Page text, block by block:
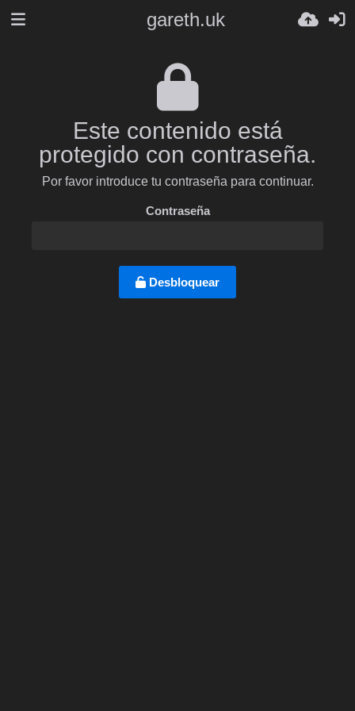
gareth.uk
Este contenido está
protegido con contraseña.
Por favor introduce tu contraseña para continuar.
Contraseña
Desbloquear